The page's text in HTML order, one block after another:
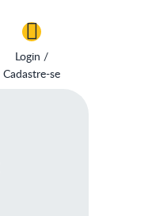
Login /
Cadastre-se